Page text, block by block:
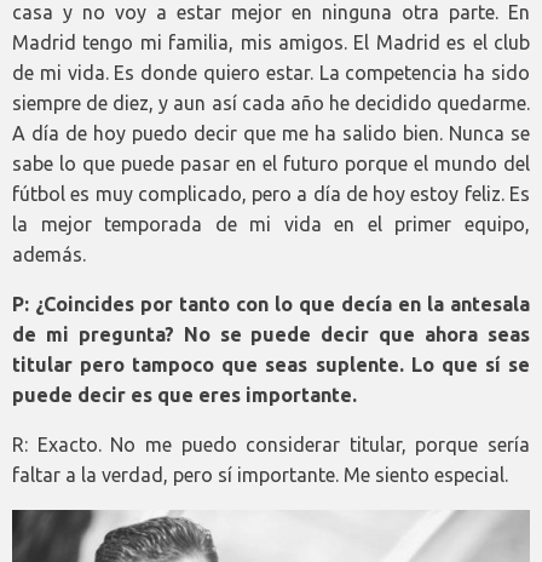
casa y no voy a estar mejor en ninguna otra parte. En
Madrid tengo mi familia, mis amigos. El Madrid es el club
de mi vida. Es donde quiero estar. La competencia ha sido
siempre de diez, y aun así cada año he decidido quedarme.
A día de hoy puedo decir que me ha salido bien. Nunca se
sabe lo que puede pasar en el futuro porque el mundo del
fútbol es muy complicado, pero a día de hoy estoy feliz. Es
la mejor temporada de mi vida en el primer equipo,
además.
P: ¿Coincides por tanto con lo que decía en la antesala
de mi pregunta? No se puede decir que ahora seas
titular pero tampoco que seas suplente. Lo que sí se
puede decir es que eres importante.
R: Exacto. No me puedo considerar titular, porque sería
faltar a la verdad, pero sí importante. Me siento especial.